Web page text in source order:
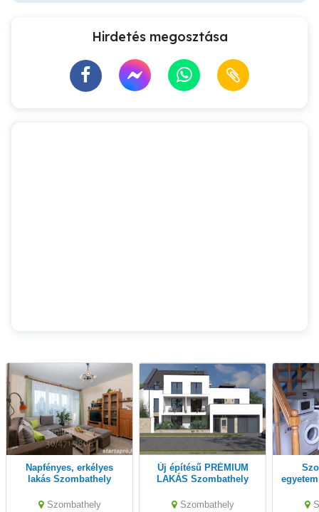
Hirdetés megosztása
Napfényes, erkélyes
lakás Szombathely
Szombathely
Új építésű PRÉMIUM
LAKÁS Szombathely
Szombathely
Szombathelyen